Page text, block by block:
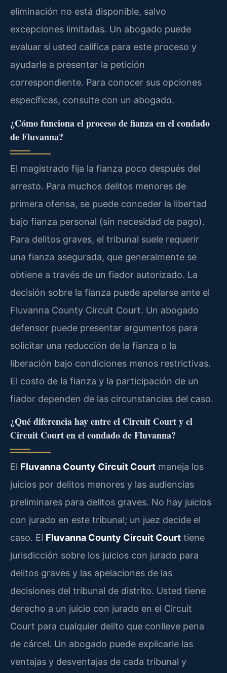
eliminación no está disponible, salvo
excepciones limitadas. Un abogado puede
evaluar si usted califica para este proceso y
ayudarle a presentar la petición
correspondiente. Para conocer sus opciones
específicas, consulte con un abogado.
¿Cómo funciona el proceso de fianza en el condado
de Fluvanna?
El magistrado fija la fianza poco después del
arresto. Para muchos delitos menores de
primera ofensa, se puede conceder la libertad
bajo fianza personal (sin necesidad de pago).
Para delitos graves, el tribunal suele requerir
una fianza asegurada, que generalmente se
obtiene a través de un fiador autorizado. La
decisión sobre la fianza puede apelarse ante el
Fluvanna County Circuit Court. Un abogado
defensor puede presentar argumentos para
solicitar una reducción de la fianza o la
liberación bajo condiciones menos restrictivas.
El costo de la fianza y la participación de un
fiador dependen de las circunstancias del caso.
¿Qué diferencia hay entre el Circuit Court y el
Circuit Court en el condado de Fluvanna?
El Fluvanna County Circuit Court maneja los
juicios por delitos menores y las audiencias
preliminares para delitos graves. No hay juicios
con jurado en este tribunal; un juez decide el
caso. El Fluvanna County Circuit Court tiene
jurisdicción sobre los juicios con jurado para
delitos graves y las apelaciones de las
decisiones del tribunal de distrito. Usted tiene
derecho a un juicio con jurado en el Circuit
Court para cualquier delito que conlleve pena
de cárcel. Un abogado puede explicarle las
ventajas y desventajas de cada tribunal y